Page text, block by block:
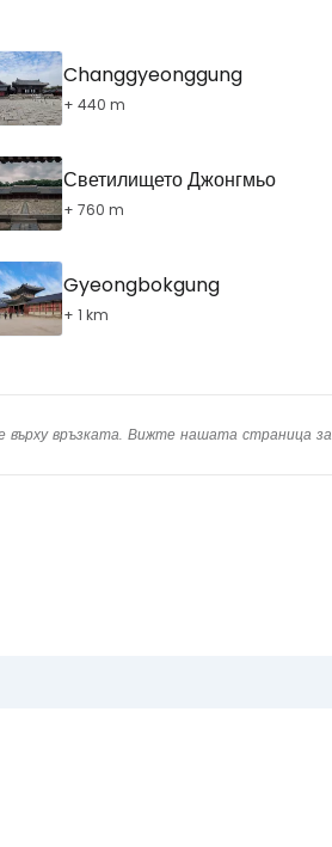
Changgyeonggung
+ 440 m
Светилището Джонгмьо
+ 760 m
Gyeongbokgung
+ 1 km
върху връзката. Вижте нашата страница за